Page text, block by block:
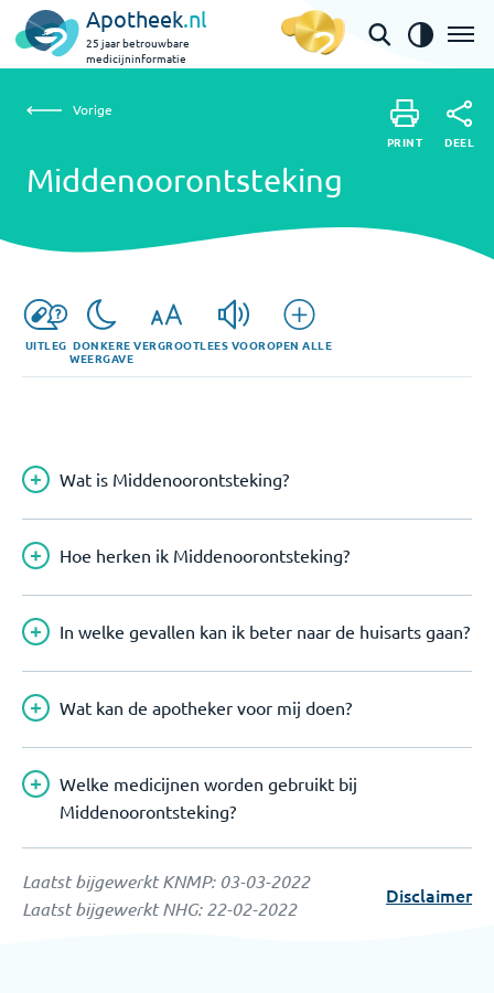
Apotheek.nl
25 jaar betrouwbare
medicijninformatie
Middenoorontsteking
Vorige
Middenoorontsteking
PRINT DEEL
UITLEG DONKERE
WEERGAVE
VERGROOTLEES VOOROPEN ALLE
Wat is Middenoorontsteking?
Hoe herken ik Middenoorontsteking?
In welke gevallen kan ik beter naar de huisarts gaan?
Wat kan de apotheker voor mij doen?
Welke medicijnen worden gebruikt bij
Middenoorontsteking?
Laatst bijgewerkt KNMP: 03-03-2022
Laatst bijgewerkt NHG:22-02-2022
Disclaimer